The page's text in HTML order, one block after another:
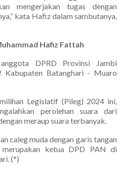
mengerjakan tugas dengan
kata Hafiz dalam sambutanya,
Hafiz Fattah
DPRD Provinsi Jambi
Batanghari - Muaro
Legislatif (Pileg) 2024 ini,
perolehan suara dari
meraup suara terbanyak.
caleg muda dengan garis tangan
merupakan ketua DPD PAN di
(*)